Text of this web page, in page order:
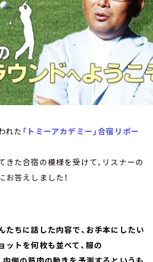
れた 「トミーアカデミー」合宿リポー
きた合宿の模様を受けて、リスナーの
答えしました！
たちに話した内容で、お手本にしたい
ットを何枚も並べて、服の